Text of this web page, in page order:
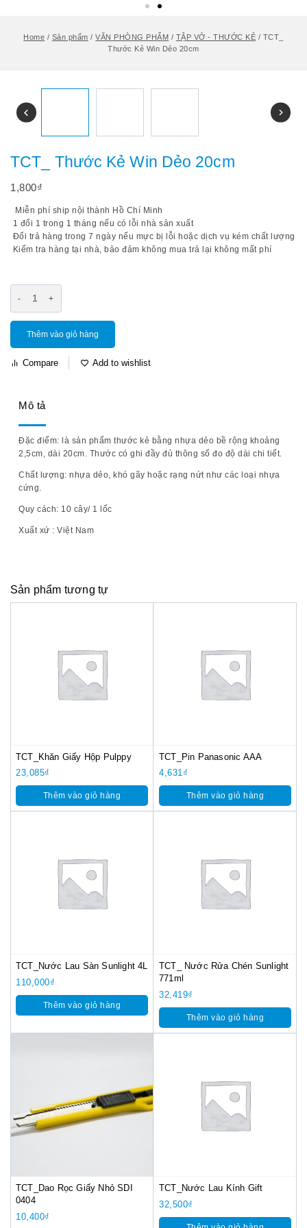
Home / Sản phẩm / VĂN PHÒNG PHẨM / TẬP VỞ - THƯỚC KẺ / TCT_
Thước Kẻ Win Dẻo 20cm
TCT_ Thước Kẻ Win Dẻo 20cm
1,800₫
Miễn phí ship nội thành Hồ Chí Minh
1 đổi 1 trong 1 tháng nếu có lỗi nhà sản xuất
Đổi trả hàng trong 7 ngày nếu mực bị lỗi hoặc dịch vụ kém chất lượng
Kiểm tra hàng tại nhà, bảo đảm không mua trả lại không mất phí
Thêm vào giỏ hàng
Compare Add to wishlist
Mô tả
Đặc điểm: là sản phẩm thước kẻ bằng nhựa dẻo bề rộng khoảng
2,5cm, dài 20cm. Thước có ghi đầy đủ thông số đo độ dài chi tiết.
Chất lượng: nhựa dẻo, khó gãy hoặc rạng nứt như các loại nhựa
cứng.
Quy cách: 10 cây/ 1 lốc
Xuất xứ : Việt Nam
Sản phẩm tương tự
TCT_Khăn Giấy Hộp Pulppy
23,085₫
Thêm vào giỏ hàng
TCT_Pin Panasonic AAA
4,631₫
Thêm vào giỏ hàng
TCT_Nước Lau Sàn Sunlight 4L
110,000₫
Thêm vào giỏ hàng
TCT_ Nước Rửa Chén Sunlight
771ml
32,419₫
Thêm vào giỏ hàng
TCT_Dao Rọc Giấy Nhỏ SDI
0404
10,400₫
TCT_Nước Lau Kính Gift
32,500₫